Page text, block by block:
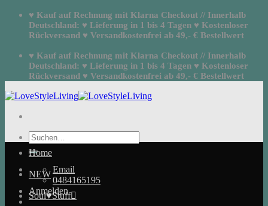
Zum
springen
♥ Kauf auf Rechnung mit Klarna Checkout // Innerhalb
Deutschland: ♥ Lieferung in 1 bis 4 Tagen ♥ Kostenloser
Rückversand ♥ Versandkostenfrei ab 49,- € Bestellwert
♥ Kauf auf Rechnung mit Klarna Checkout // Innerhalb
Deutschland: ♥ Lieferung in 1 bis 4 Tagen ♥ Kostenloser
Rückversand ♥ Versandkostenfrei ab 49,- € Bestellwert
Suchen
nach:
Email
0484165195
Anmelden
Home
NEW
Soul♥Stuff